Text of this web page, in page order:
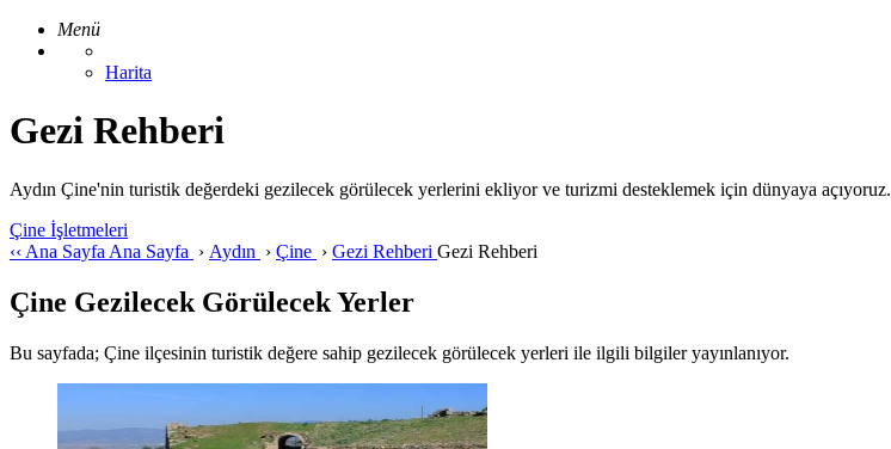
Menü
Harita
Gezi Rehberi
Aydın Çine'nin turistik değerdeki gezilecek görülecek yerlerini ekliyor ve turizmi desteklemek için dünyaya açıyoruz.
Çine İşletmeleri
‹‹ Ana Sayfa Ana Sayfa › Aydın › Çine › Gezi Rehberi Gezi Rehberi
Çine Gezilecek Görülecek Yerler
Bu sayfada; Çine ilçesinin turistik değere sahip gezilecek görülecek yerleri ile ilgili bilgiler yayınlanıyor.